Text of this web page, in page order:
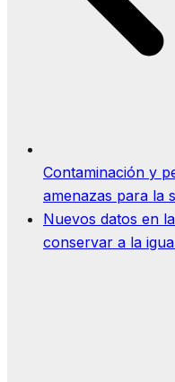
Contaminación y
amenazas para la
Nuevos datos en
conservar a la